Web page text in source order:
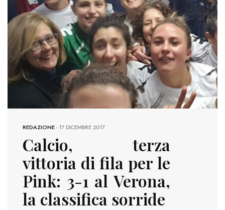
REDAZIONE-17 DICEMBRE 2017
Calcio, terza
vittoria di fila per le
Pink: 3-1 al Verona,
la classifica sorride